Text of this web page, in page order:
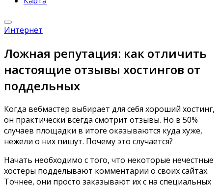
Интернет
Ложная репутация: как отличить
настоящие отзывы хостингов от
поддельных
Когда вебмастер выбирает для себя хороший хостинг,
он практически всегда смотрит отзывы. Но в 50%
случаев площадки в итоге оказываются куда хуже,
нежели о них пишут. Почему это случается?
Начать необходимо с того, что некоторые нечестные
хостеры подделывают комментарии о своих сайтах.
Точнее, они просто заказывают их с на специальных